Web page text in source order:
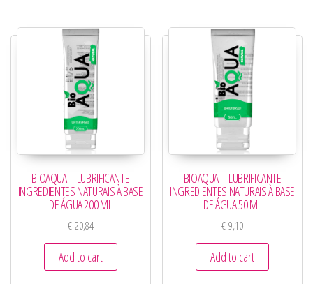
BIOAQUA – LUBRIFICANTE
INGREDIENTES NATURAIS À BASE
DE ÁGUA 200 ML
€20,84
Add to cart
BIOAQUA – LUBRIFICANTE
INGREDIENTES NATURAIS À BASE
DE ÁGUA 50 ML
€9,10
Add to cart